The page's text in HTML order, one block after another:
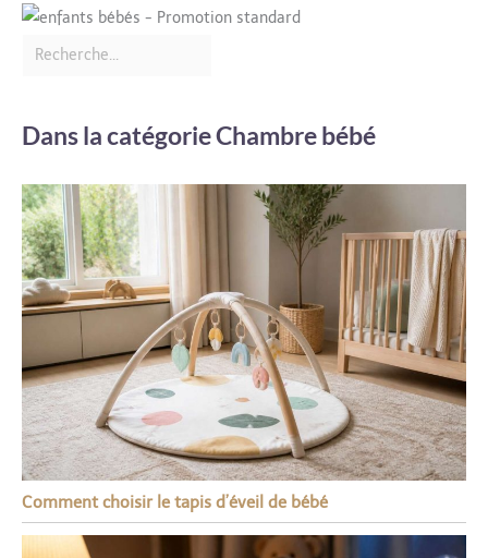
Dans la catégorie Chambre bébé
Comment choisir le tapis d’éveil de bébé